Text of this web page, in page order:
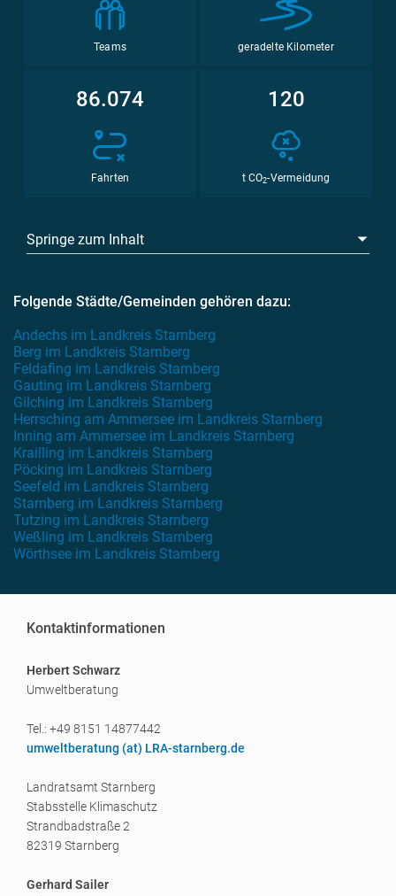
Teams geradelte Kilometer
86.074
Fahrten
120
t CO2-Vermeidung
Springe zum Inhalt
Folgende Städte/Gemeinden gehören dazu:
Andechs im Landkreis Starnberg
Berg im Landkreis Starnberg
Feldafing im Landkreis Starnberg
Gauting im Landkreis Starnberg
Gilching im Landkreis Starnberg
Herrsching am Ammersee im Landkreis Starnberg
Inning am Ammersee im Landkreis Starnberg
Krailling im Landkreis Starnberg
Pöcking im Landkreis Starnberg
Seefeld im Landkreis Starnberg
Starnberg im Landkreis Starnberg
Tutzing im Landkreis Starnberg
Weßling im Landkreis Starnberg
Wörthsee im Landkreis Starnberg
Kontaktinformationen
Herbert Schwarz
Umweltberatung
Tel.: +49 8151 14877442
umweltberatung (at) LRA-starnberg.de
Landratsamt Starnberg
Stabsstelle Klimaschutz
Strandbadstraße 2
82319 Starnberg
Gerhard Sailer